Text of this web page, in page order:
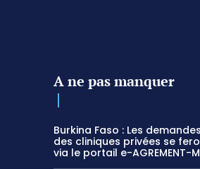
A ne pas manquer
Burkina Faso : Les
des cliniques privées se
via le portail e-AGREMENT-